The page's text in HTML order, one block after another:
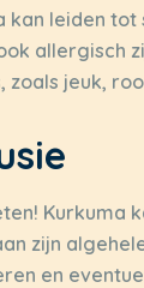
kan leiden
allergisch
zoals jeuk,
Kurkuma
zijn
en